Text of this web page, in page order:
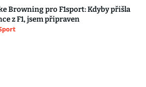
Browning pro F1sport: Kdyby přišla
z F1, jsem připraven